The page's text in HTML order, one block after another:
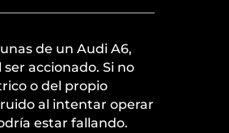
de un Audi A6,
accionado. Si no
o del propio
al intentar operar
estar fallando.